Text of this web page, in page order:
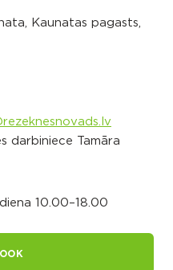
Kaunatas pagasts,
darbiniece Tamāra
10.00–18.00